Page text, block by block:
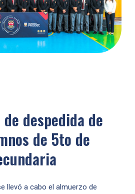
despedida de
de 5to de
llevó a cabo el almuerzo de